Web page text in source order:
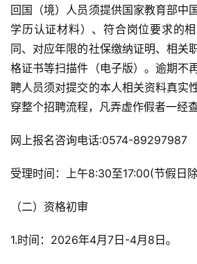
回国（境）人员须提供国家教育部中
学历认证材料）、符合岗位要求的
同、对应年限的社保缴纳证明、相关
格证书等扫描件（电子版）。逾期不
聘人员须对提交的本人相关资料真实
穿整个招聘流程，凡弄虚作假者一经
网上报名咨询电话:0574-89297987
受理时间：上午8:30至17:00(节假日
（二）资格初审
1.时间：2026年4月7日-4月8日。